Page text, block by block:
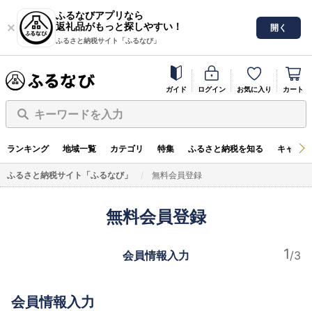
ふるなびアプリなら
返礼品がもっと探しやすい！
ふるさと納税サイト「ふるなび」
開く
ガイド ログイン お気に入り カート
キーワードを入力
ランキング 地域一覧 カテゴリ 特集 ふるさと納税を知る キャン
ふるさと納税サイト「ふるなび」 無料会員登録
無料会員登録
会員情報入力
会員情報入力